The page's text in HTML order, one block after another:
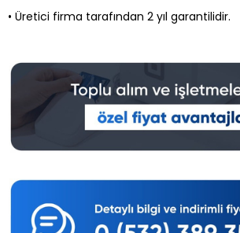
• Üretici firma tarafından 2 yıl garantilidir.